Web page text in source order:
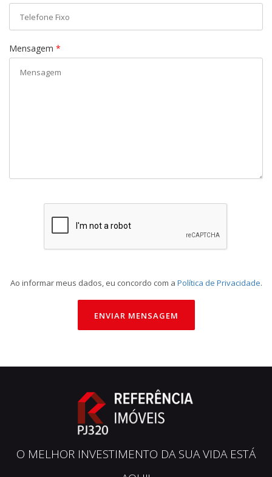
Mensagem *
Ao informar meus dados, eu concordo com a Política de Privacidade.
ENVIAR MENSAGEM
O MELHOR INVESTIMENTO DA SUA VIDA ESTÁ